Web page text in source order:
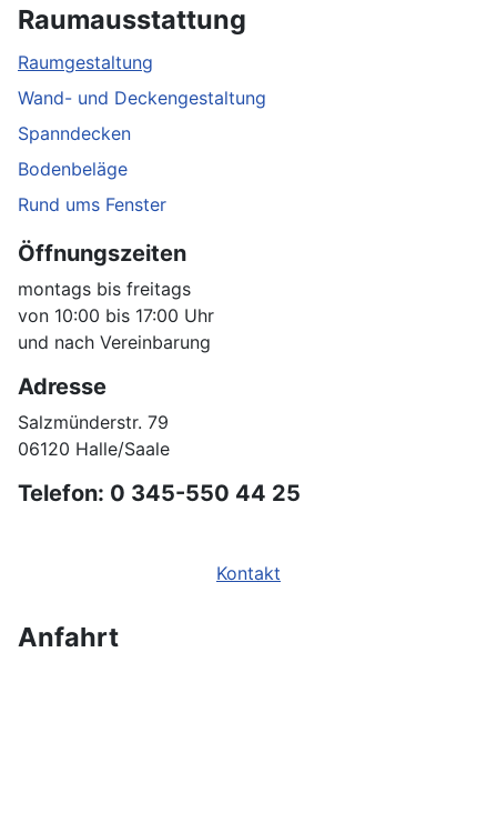
Raumausstattung
Raumgestaltung
Wand- und Deckengestaltung
Spanndecken
Bodenbeläge
Rund ums Fenster
Öffnungszeiten
montags bis freitags
von 10:00 bis 17:00 Uhr
und nach Vereinbarung
Adresse
Salzmünderstr. 79
06120 Halle/Saale
Telefon: 0 345-550 44 25
Kontakt
Anfahrt